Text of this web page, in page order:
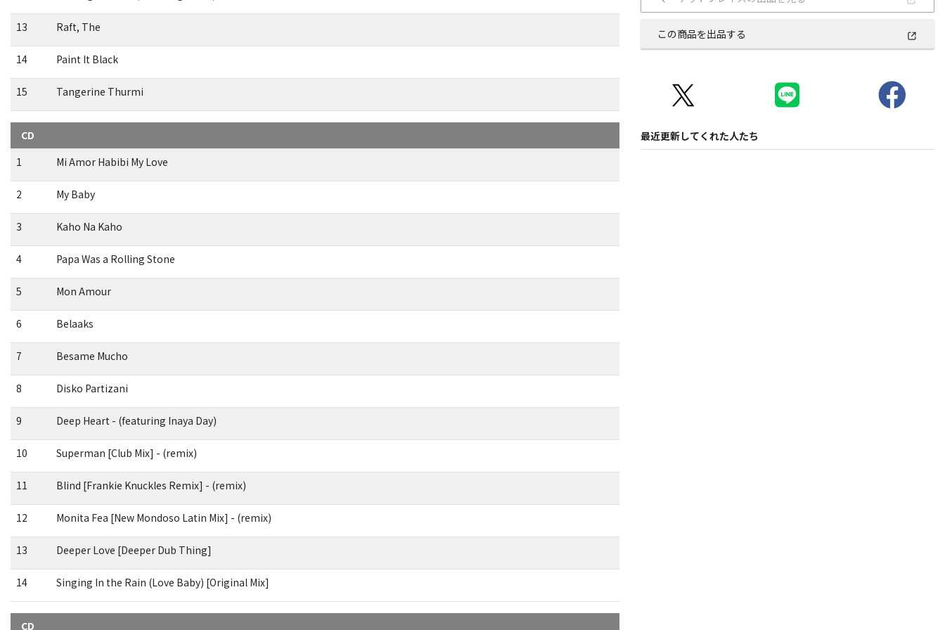
13 Raft, The
14 Paint It Black
15 Tangerine Thurmi
CD
1
Mi Amor Habibi My Love
2 My Baby
3 Kaho Na Kaho
4 Papa Was a Rolling Stone
5 Mon Amour
6 Belaaks
7 Besame Mucho
8 Disko Partizani
9 Deep Heart - (featuring Inaya Day)
10 Superman [Club Mix] - (remix)
11 Blind [Frankie Knuckles Remix] - (remix)
12 Monita Fea [New Mondoso Latin Mix] - (remix)
13 Deeper Love [Deeper Dub Thing]
14 Singing In the Rain (Love Baby) [Original Mix]
CD
この商品を出品する
最近更新してくれた人たち